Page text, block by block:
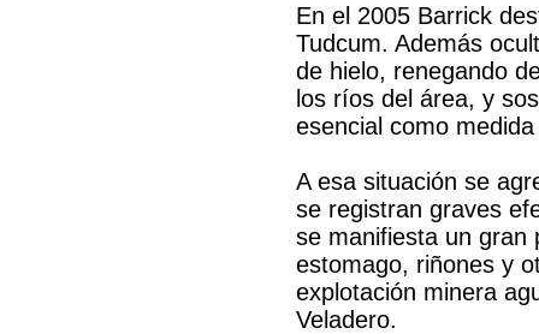
En el 2005 Barrick
Tudcum. Además
de hielo, renegando
los ríos del área, y
esencial como
A esa situación se
se registran graves
se manifiesta un gran
estomago, riñones y
explotación minera
Veladero.